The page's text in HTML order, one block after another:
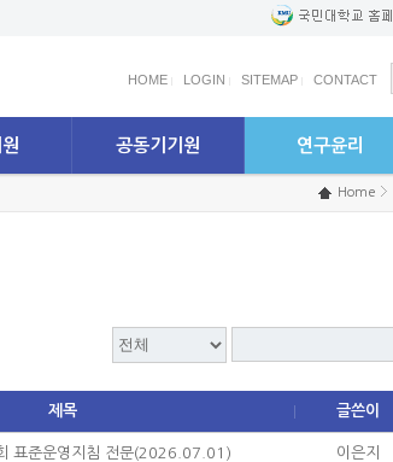
HOME LOGIN SITEMAP CONTACT
공동기기원 연구윤리
Home
제목 글쓴이
표준운영지침 전문(2026.07.01) 이은지